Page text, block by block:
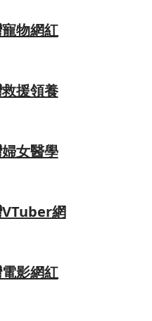
物網紅
援領養
女醫學
網
影網紅